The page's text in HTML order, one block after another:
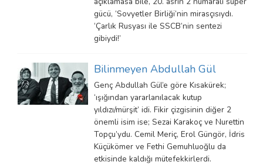
gücü, ‘Sovyetler Birliği’nin mirasçısıydı.
‘Çarlık Rusyası ile SSCB’nin sentezi
gibiydi!’
Bilinmeyen Abdullah Gül
Genç Abdullah Gül’e göre Kısakürek;
‘ışığından yararlanılacak kutup
yıldızı/mürşit’ idi. Fikir çizgisinin diğer 2
önemli isim ise; Sezai Karakoç ve Nurettin
Topçu’ydu. Cemil Meriç, Erol Güngör, İdris
Küçükömer ve Fethi Gemuhluoğlu da
etkisinde kaldığı mütefekkirlerdi.